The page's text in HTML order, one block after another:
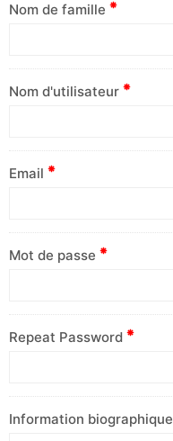
Nom de famille
Nom d'utilisateur
Email
Mot de passe
Repeat Password
Information biographique